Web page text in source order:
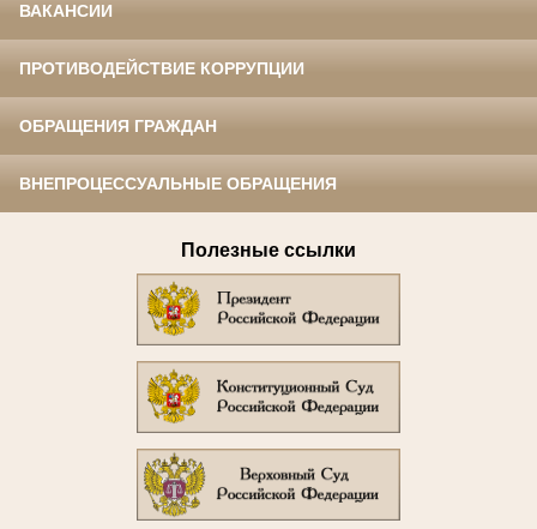
ВАКАНСИИ
ПРОТИВОДЕЙСТВИЕ КОРРУПЦИИ
ОБРАЩЕНИЯ ГРАЖДАН
ВНЕПРОЦЕССУАЛЬНЫЕ ОБРАЩЕНИЯ
Полезные ссылки